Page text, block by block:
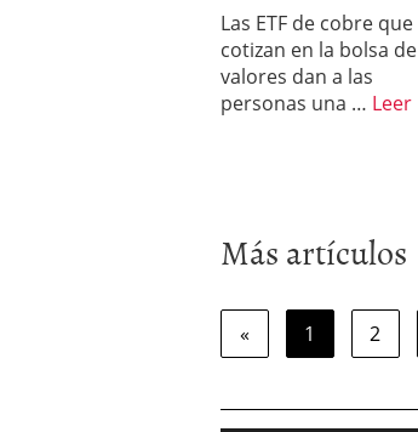
Las ETF de cobre que
cotizan en la bolsa de
valores dan a las
personas una … Leer
Más artículos
« 1 2